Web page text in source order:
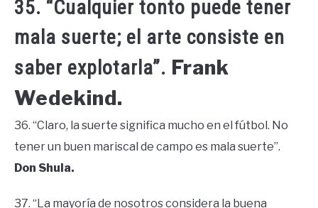
35. “Cualquier tonto puede tener
mala suerte; el arte consiste en
saber explotarla”. Frank
Wedekind.
36. “Claro, la suerte significa mucho en el fútbol. No
tener un buen mariscal de campo es mala suerte”.
Don Shula.
37. “La mayoría de nosotros considera la buena